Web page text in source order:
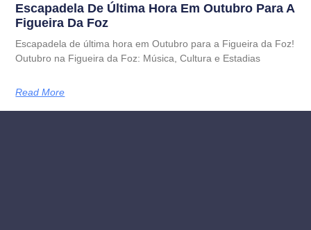
Escapadela De Última Hora Em Outubro Para A
Figueira Da Foz
Escapadela de última hora em Outubro para a Figueira da Foz!
Outubro na Figueira da Foz: Música, Cultura e Estadias
Read More